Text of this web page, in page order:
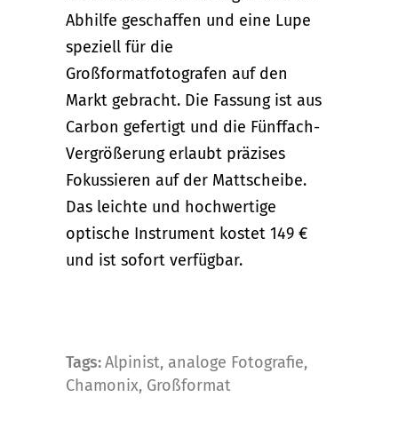
Abhilfe geschaffen und eine Lupe
speziell für die
Großformatfotografen auf den
Markt gebracht. Die Fassung ist aus
Carbon gefertigt und die Fünffach-
Vergrößerung erlaubt präzises
Fokussieren auf der Mattscheibe.
Das leichte und hochwertige
optische Instrument kostet 149 €
und ist sofort verfügbar.
Tags: Alpinist, analoge Fotografie,
Chamonix, Großformat